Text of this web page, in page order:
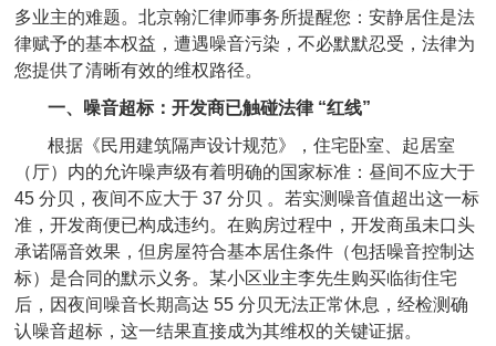
多业主的难题。北京翰汇律师事务所提醒您：安静居住是法
律赋予的基本权益，遭遇噪音污染，不必默默忍受，法律为
您提供了清晰有效的维权路径。
一、噪音超标：开发商已触碰法律 “红线”
根据《民用建筑隔声设计规范》，住宅卧室、起居室
（厅）内的允许噪声级有着明确的国家标准：昼间不应大于
45 分贝，夜间不应大于 37 分贝 。若实测噪音值超出这一标
准，开发商便已构成违约。在购房过程中，开发商虽未口头
承诺隔音效果，但房屋符合基本居住条件（包括噪音控制达
标）是合同的默示义务。某小区业主李先生购买临街住宅
后，因夜间噪音长期高达 55 分贝无法正常休息，经检测确
认噪音超标，这一结果直接成为其维权的关键证据。